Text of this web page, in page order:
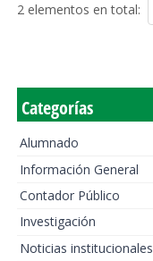
2 elementos en total:
Categorías
Alumnado
Información General
Contador Público
Investigación
Noticias institucionales